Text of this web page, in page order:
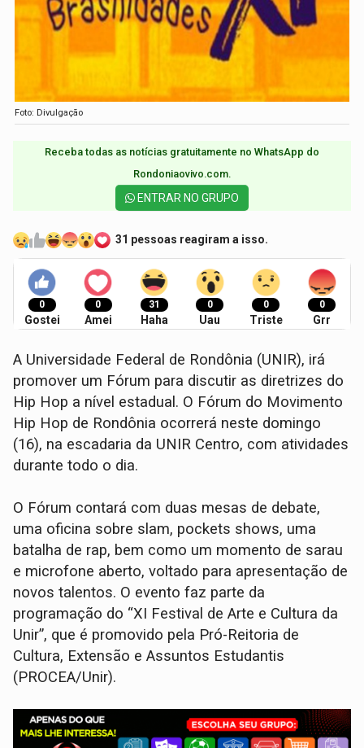
Foto: Divulgação
Receba todas as notícias gratuitamente no WhatsApp do
Rondoniaovivo.com.​
ENTRAR NO GRUPO
31 pessoas reagiram a isso.
0
Gostei
0
Amei
31
Haha
0
Uau
0
Triste
0
Grr
A Universidade Federal de Rondônia (UNIR), irá
promover um Fórum para discutir as diretrizes do
Hip Hop a nível estadual. O Fórum do Movimento
Hip Hop de Rondônia ocorrerá neste domingo
(16), na escadaria da UNIR Centro, com atividades
durante todo o dia.
O Fórum contará com duas mesas de debate,
uma oficina sobre slam, pockets shows, uma
batalha de rap, bem como um momento de sarau
e microfone aberto, voltado para apresentação de
novos talentos. O evento faz parte da
programação do “XI Festival de Arte e Cultura da
Unir”, que é promovido pela Pró-Reitoria de
Cultura, Extensão e Assuntos Estudantis
(PROCEA/Unir).